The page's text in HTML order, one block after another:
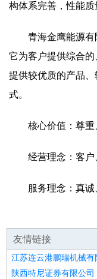
构体系完善，性能质
青海金鹰能源有
它为客户提供综合
提供较优质的产品
式。
核心价值：尊
经营理念：客
服务理念：真
友情链接
江苏连云港鹏瑞机械有
陕西特尼证券有限公司